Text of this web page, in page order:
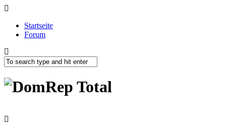
Startseite
Forum